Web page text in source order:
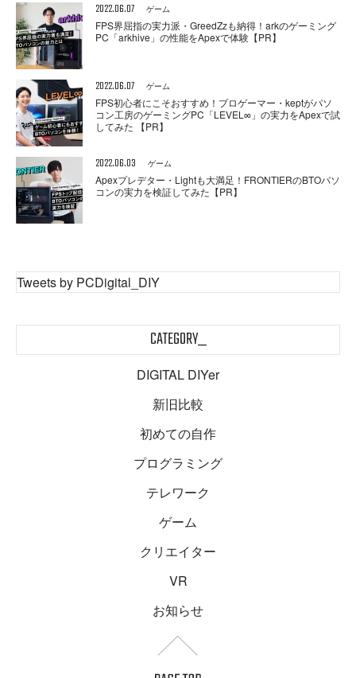
2022.06.07 ゲーム
FPS界屈指の実力派・GreedZzも納得！arkのゲーミング
PC「arkhive」の性能をApexで体験【PR】
2022.06.07 ゲーム
FPS初心者にこそおすすめ！プロゲーマー・keptがパソ
コン工房のゲーミングPC「LEVEL∞」の実力をApexで試
してみた 【PR】
2022.06.03 ゲーム
Apexプレデター・Lightも大満足！FRONTIERのBTOパソ
コンの実力を検証してみた【PR】
Tweets by PCDigital_DIY
CATEGORY_
DIGITAL DIYer
新旧比較
初めての自作
プログラミング
テレワーク
ゲーム
クリエイター
VR
お知らせ